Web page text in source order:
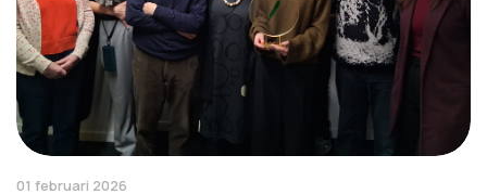
01 februari 2026